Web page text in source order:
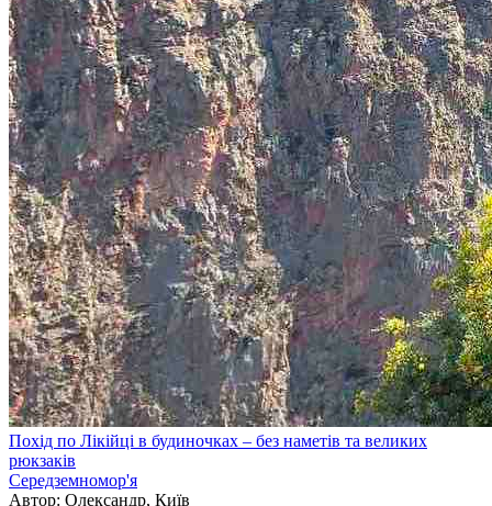
Похід по Лікійці в будиночках – без наметів та великих
рюкзаків
Середземномор'я
Автор: Олександр, Київ